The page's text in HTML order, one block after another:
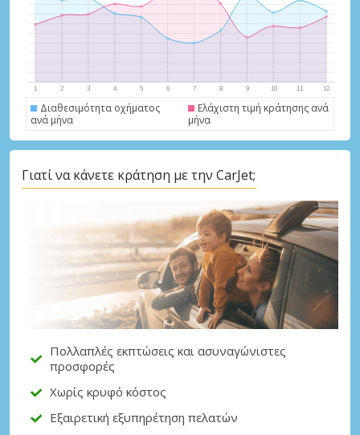
Μεγάλες εξοικονομήσεις
Αποκτήστε πρόσβαση σε αποκλειστικές
προσφορές συνεργατών
Σύνδεση με eLink
Διαθεσιμότητα οχήματος
ανά μήνα
Ελάχιστη τιμή κράτησης ανά
μήνα
Γιατί να κάνετε κράτηση με την CarJet;
Πολλαπλές εκπτώσεις και ασυναγώνιστες
προσφορές
Χωρίς κρυφό κόστος
Εξαιρετική εξυπηρέτηση πελατών